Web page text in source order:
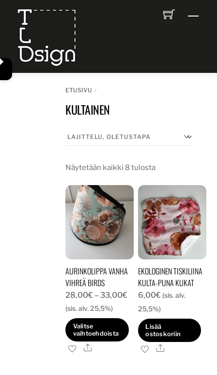
content
ETUSIVU
KULTAINEN
Näytetään kaikki 8 tulosta
AURINKOLIPPA VANHA
VIHREÄ BIRDS
28,00€ – 33,00€ Hintaluokka:
28,00€
33,00€
(sis. alv. 25,5%)
Valitse
vaihtoehdoista
Tällä
Ale
EKOLOGINEN TISKILIINA
KULTA-PUNA KUKAT
6,00€ (sis. alv.
25,5%)
Lisää
ostoskoriin
Ale